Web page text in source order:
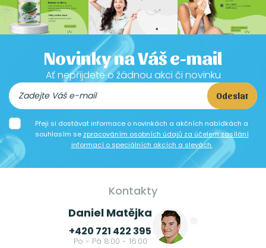
Novinky na Váš e-mail
Ať nepřijdete o žádnou akci či novinku
Odeslat
Přeji si dostávat informace o novinkách a akčních nabídkách a
souhlasím se zpracováním osobních údajů za účelem zasílání
informací o speciálních akcích a slevách.
Kontakty
Daniel Matějka
+420 721 422 395
Po - Pá 8:00 - 16:00